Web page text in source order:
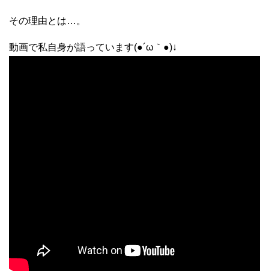
その理由とは…。
動画で私自身が語っています(●´ω｀●)↓